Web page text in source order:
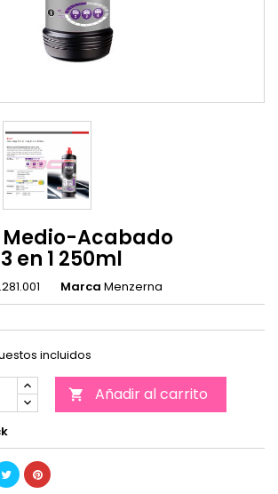
Acabado
en 1 250ml
Marca Menzerna
incluidos
 Añadir al carrito